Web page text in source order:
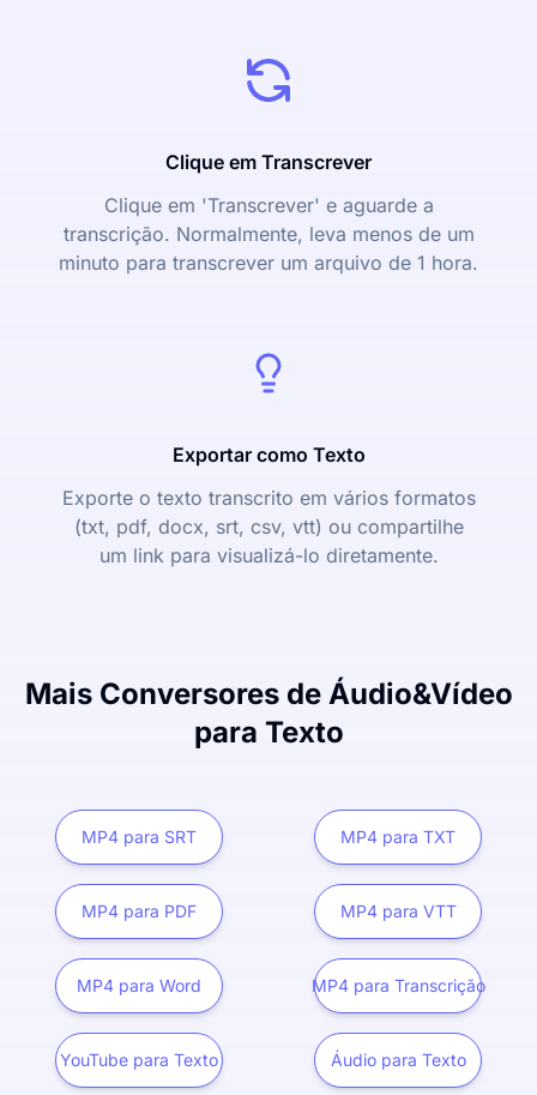
Clique em Transcrever
Clique em 'Transcrever' e aguarde a
transcrição. Normalmente, leva menos de um
minuto para transcrever um arquivo de 1 hora.
Exportar como Texto
Exporte o texto transcrito em vários formatos
(txt, pdf, docx, srt, csv, vtt) ou compartilhe
um link para visualizá-lo diretamente.
Mais Conversores de Áudio&Vídeo
para Texto
MP4 para SRT MP4 para TXT
MP4 para PDF MP4 para VTT
MP4 para Word MP4 para Transcrição
YouTube para Texto Áudio para Texto